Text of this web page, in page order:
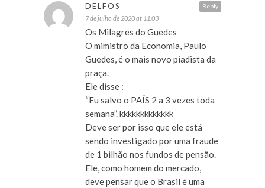
Reply
DELFOS
7 de julho de 2020 at 11:03
Os Milagres do Guedes
O mimistro da Economia, Paulo
Guedes, é o mais novo piadista da
praça.
Ele disse :
“Eu salvo o PAÍS 2 a 3 vezes toda
semana”. kkkkkkkkkkkkk
Deve ser por isso que ele está
sendo investigado por uma fraude
de 1 bilhão nos fundos de pensão.
Ele, como homem do mercado,
deve pensar que o Brasil é uma